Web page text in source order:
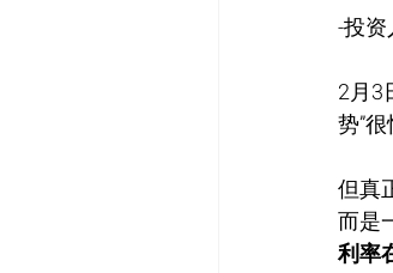
-投资
2月3
势”
但真
而是
利率